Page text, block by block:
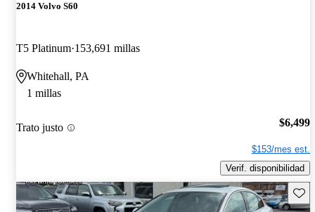
2014 Volvo S60
T5 Platinum 153,691 millas
Whitehall, PA
1 millas
Trato justo $6,499
$153/mes est.
Verif. disponibilidad